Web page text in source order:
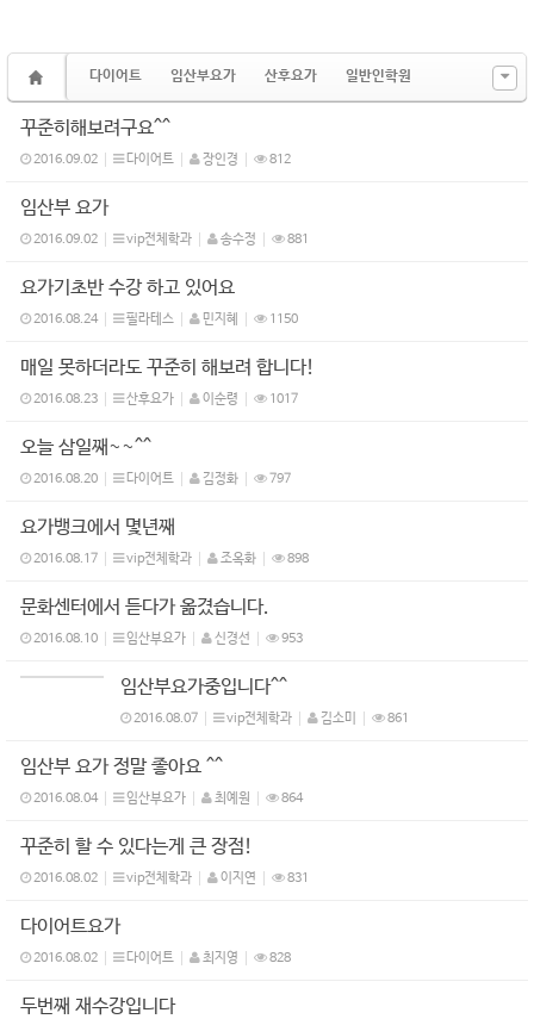
다이어트 임산부요가 산후요가 일반인학원
꾸준히해보려구요^^
2016.09.02 다이어트 장인경 812
임산부 요가
2016.09.02 vip전체학과 송수정 881
요가기초반 수강 하고 있어요
2016.08.24 필라테스 민지혜 1150
매일 못하더라도 꾸준히 해보려 합니다!
2016.08.23 산후요가 이순령 1017
오늘 삼일째~~^^
2016.08.20 다이어트 김정화 797
요가뱅크에서 몇년째
2016.08.17 vip전체학과 조옥화 898
문화센터에서 듣다가 옮겼습니다.
2016.08.10 임산부요가 신경선 953
임산부요가중입니다^^
2016.08.07 vip전체학과 김소미 861
임산부 요가 정말 좋아요 ^^
2016.08.04 임산부요가 최예원 864
꾸준히 할 수 있다는게 큰 장점!
2016.08.02 vip전체학과 이지연 831
다이어트요가
2016.08.02 다이어트 최지영 828
두번째 재수강입니다